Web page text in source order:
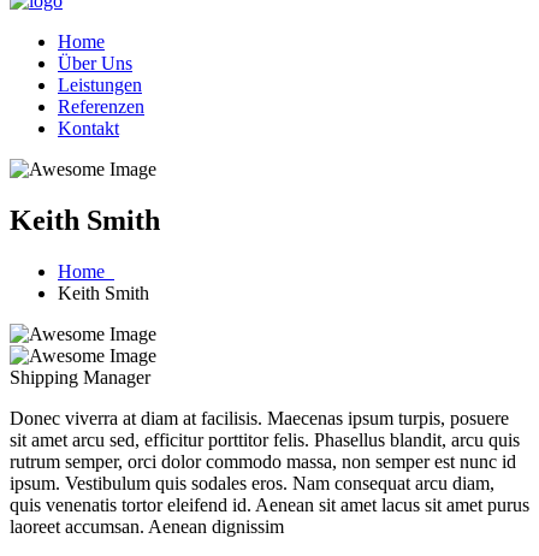
Home
Über Uns
Leistungen
Referenzen
Kontakt
Keith Smith
Home
Keith Smith
Shipping Manager
Donec viverra at diam at facilisis. Maecenas ipsum turpis, posuere
sit amet arcu sed, efficitur porttitor felis. Phasellus blandit, arcu quis
rutrum semper, orci dolor commodo massa, non semper est nunc id
ipsum. Vestibulum quis sodales eros. Nam consequat arcu diam,
quis venenatis tortor eleifend id. Aenean sit amet lacus sit amet purus
laoreet accumsan. Aenean dignissim